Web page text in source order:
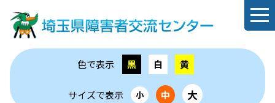
色で表示 黒 白 黄
サイズで表示 小 中 大